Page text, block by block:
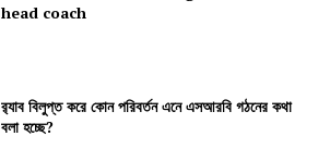
head coach
র‍্যাব বিলুপ্ত করে কোন পরিবর্তন এনে এসআরবি গঠনের কথা
বলা হচ্ছে?